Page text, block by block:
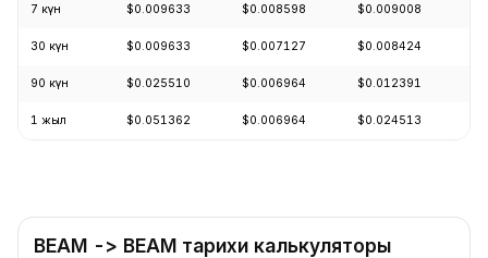
7 күн $0.009633 $0.008598 $0.009008
30 күн $0.009633 $0.007127 $0.008424
90 күн $0.025510 $0.006964 $0.012391
1 жыл $0.051362 $0.006964 $0.024513
BEAM -> BEAM тарихи калькуляторы